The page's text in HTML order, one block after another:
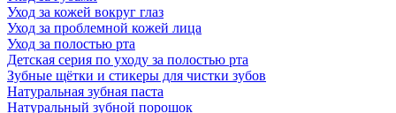
Уход за кожей вокруг глаз
Уход за проблемной кожей лица
Уход за полостью рта
Детская серия по уходу за полостью рта
Зубные щётки и стикеры для чистки зубов
Натуральная зубная паста
Натуральный зубной порошок